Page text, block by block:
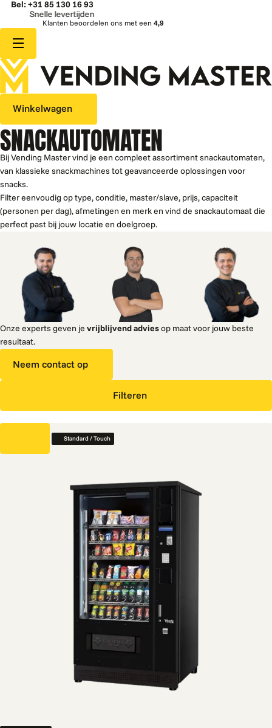
Bel: +31 85 130 16 93
Snelle levertijden
Klanten beoordelen ons met een 4,9
Winkelwagen
SNACKAUTOMATEN
Bij Vending Master vind je een compleet assortiment snackautomaten,
van klassieke snackmachines tot geavanceerde oplossingen voor
snacks.
Filter eenvoudig op type, conditie, master/slave, prijs, capaciteit
(personen per dag), afmetingen en merk en vind de snackautomaat die
perfect past bij jouw locatie en doelgroep.
Onze experts geven je vrijblijvend adviesop maat voor jouw beste
resultaat.
Neem contact op
Filteren
Standard / Touch